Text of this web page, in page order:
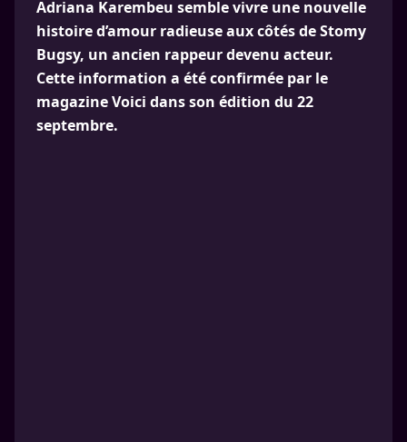
Adriana Karembeu semble vivre une nouvelle
histoire d’amour radieuse aux côtés de Stomy
Bugsy, un ancien rappeur devenu acteur.
Cette information a été confirmée par le
magazine Voici dans son édition du 22
septembre.